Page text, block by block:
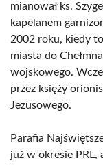
mianował ks.
kapelanem
2002 roku, kiedy
miasta do
wojskowego.
przez księży
Jezusowego.
Parafia
już w okresie PRL,